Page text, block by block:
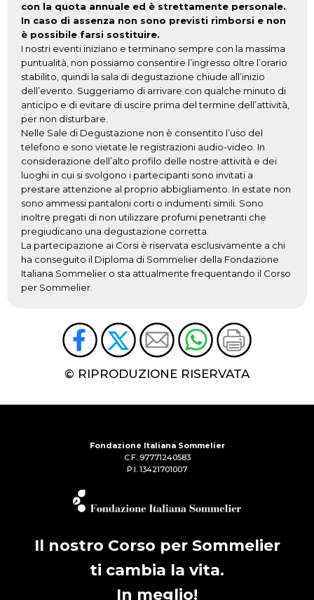
con la quota annuale ed è strettamente personale.
In caso di assenza non sono previsti rimborsi e non
è possibile farsi sostituire.
I nostri eventi iniziano e terminano sempre con la massima
puntualità, non possiamo consentire l’ingresso oltre l’orario
stabilito, quindi la sala di degustazione chiude all’inizio
dell’evento. Suggeriamo di arrivare con qualche minuto di
anticipo e di evitare di uscire prima del termine dell’attività,
per non disturbare.
Nelle Sale di Degustazione non è consentito l’uso del
telefono e sono vietate le registrazioni audio-video. In
considerazione dell’alto profilo delle nostre attività e dei
luoghi in cui si svolgono i partecipanti sono invitati a
prestare attenzione al proprio abbigliamento. In estate non
sono ammessi pantaloni corti o indumenti simili. Sono
inoltre pregati di non utilizzare profumi penetranti che
pregiudicano una degustazione corretta.
La partecipazione ai Corsi è riservata esclusivamente a chi
ha conseguito il Diploma di Sommelier della Fondazione
Italiana Sommelier o sta attualmente frequentando il Corso
per Sommelier.
© RIPRODUZIONE RISERVATA
Fondazione Italiana Sommelier
C.F. 97771240583
P.I. 13421701007
Il nostro Corso per Sommelier
ti cambia la vita.
In meglio!